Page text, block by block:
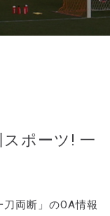
ポーツ! 一
両断」のOA情報